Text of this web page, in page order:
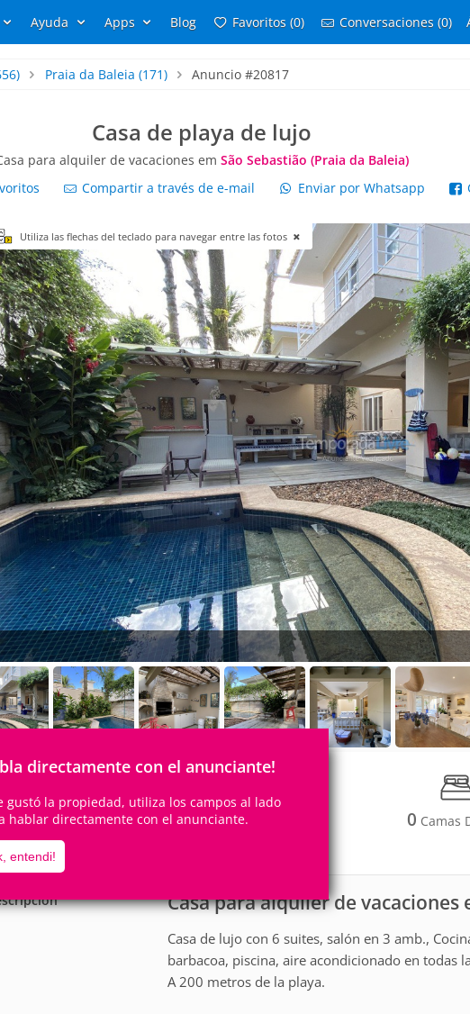
Ayuda Apps Blog Favoritos (0) Conversaciones (0)
Praia da Baleia (171) Anuncio #20817
Casa de playa de lujo
para alquiler de vacaciones em São Sebastião (Praia da Baleia)
Compartir a través de e-mail Enviar por Whatsapp
directamente con el anunciante!
gustó la propiedad, utiliza los campos al lado
hablar directamente con el anunciante.
entendi!
Utiliza las flechas del teclado para navegar entre las fotos
12Personas 1Cuartos 0 Camas
Casa para alquiler de vacaciones
Casa de lujo con 6 suites, salón en 3 amb.,
barbacoa, piscina, aire acondicionado en todas
A 200 metros de la playa.